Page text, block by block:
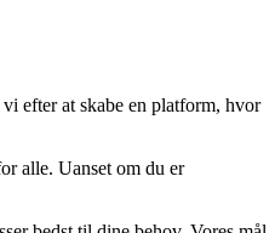
efter at skabe en platform, hvor
alle. Uanset om du er